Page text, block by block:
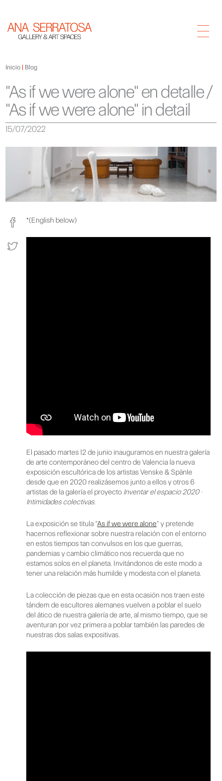
Inicio Blog
"As if we were alone" en detalle /
"As if we were alone" in detail
15/07/2022
*(English below)
El pasado martes 12 de junio inauguramos en nuestra galería
de arte contemporáneo del centro de Valencia la nueva
exposición escultórica de los artistas Venske & Spänle
desde que en 2020 realizásemos junto a ellos y otros 6
artistas de la galería el proyecto Inventar el espacio 2020 ·
Intimidades colectivas.
La exposición se titula “As if we were alone” y pretende
hacernos reflexionar sobre nuestra relación con el entorno
en estos tiempos tan convulsos en los que guerras,
pandemias y cambio climático nos recuerda que no
estamos solos en el planeta. Invitándonos de este modo a
tener una relación más humilde y modesta con el planeta.
La colección de piezas que en esta ocasión nos traen este
tándem de escultores alemanes vuelven a poblar el suelo
del ático de nuestra galería de arte, al mismo tiempo, que se
aventuran por vez primera a poblar también las paredes de
nuestras dos salas expositivas.